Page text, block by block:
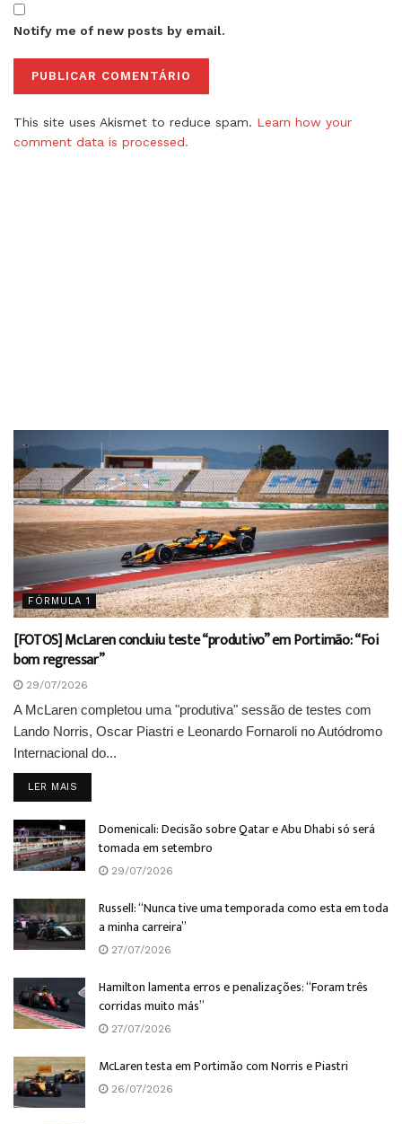
Notify me of new posts by email.
This site uses Akismet to reduce spam. Learn how your
comment data is processed.
FÓRMULA 1
[FOTOS] McLaren concluiu teste “produtivo” em Portimão: “Foi
bom regressar”
29/07/2026
A McLaren completou uma "produtiva" sessão de testes com
Lando Norris, Oscar Piastri e Leonardo Fornaroli no Autódromo
Internacional do...
LER MAIS
Domenicali: Decisão sobre Qatar e Abu Dhabi só será
tomada em setembro
29/07/2026
Russell: “Nunca tive uma temporada como esta em toda
a minha carreira”
27/07/2026
Hamilton lamenta erros e penalizações: “Foram três
corridas muito más”
27/07/2026
McLaren testa em Portimão com Norris e Piastri
26/07/2026